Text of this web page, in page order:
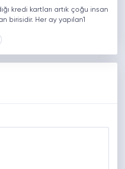
kredi kartları artık çoğu insan
birisidir. Her ay yapılan1